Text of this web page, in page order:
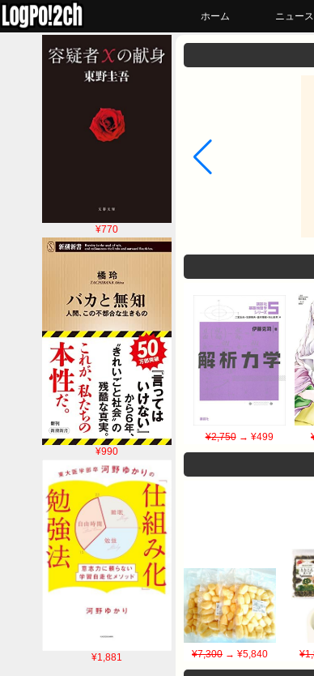
ホーム ニュース
¥770
¥990
¥1,881
¥2,750→ ¥499
¥7,300 → ¥5,840